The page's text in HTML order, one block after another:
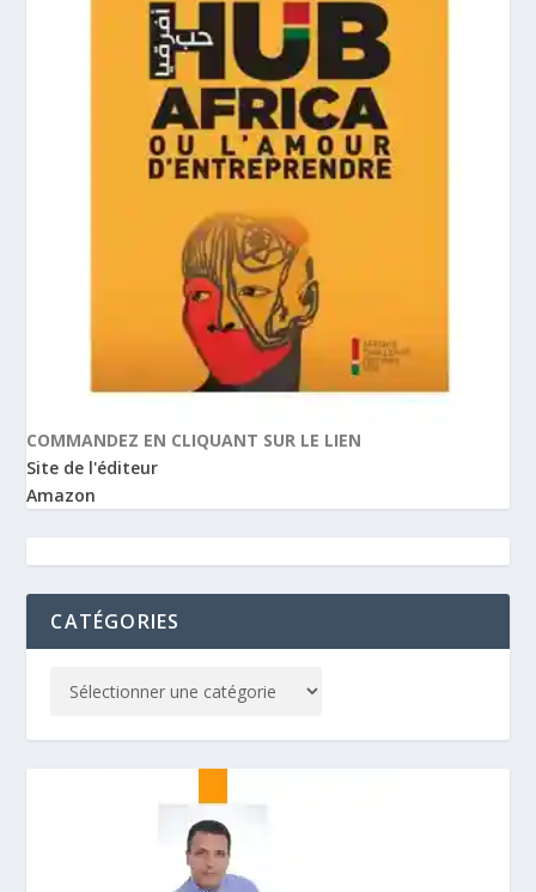
COMMANDEZ EN CLIQUANT SUR LE LIEN
Site de l'éditeur
Amazon
CATÉGORIES